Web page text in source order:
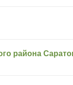
района